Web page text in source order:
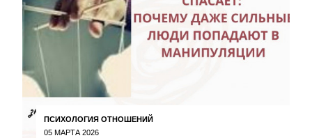
ПСИХОЛОГИЯ ОТНОШЕНИЙ
05 МАРТА 2026